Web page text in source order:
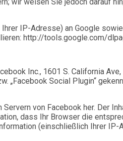
IP-Adresse) an Google
http://tools.google.com/
Inc., 1601 S. California
„Facebook Social Plugin“
von Facebook her. Der
dass Ihr Browser die
(einschließlich Ihrer IP-